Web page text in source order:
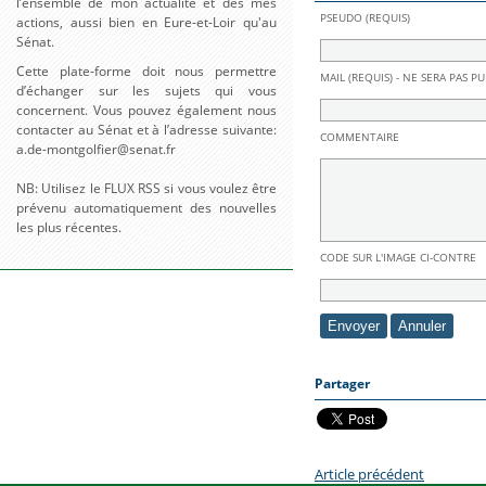
actions, aussi bien en Eure-et-Loir qu'au
Sénat.
Cette plate-forme doit nous permettre
d’échanger sur les sujets qui vous
concernent. Vous pouvez également nous
contacter au Sénat et à l’adresse suivante:
a.de-montgolfier@senat.fr
NB: Utilisez le FLUX RSS si vous voulez être
prévenu automatiquement des nouvelles
les plus récentes.
PSEUDO (REQUIS)
MAIL (REQUIS) - NE SERA PAS
COMMENTAIRE
CODE SUR L'IMAGE CI-CONTRE
Partager
Article précédent